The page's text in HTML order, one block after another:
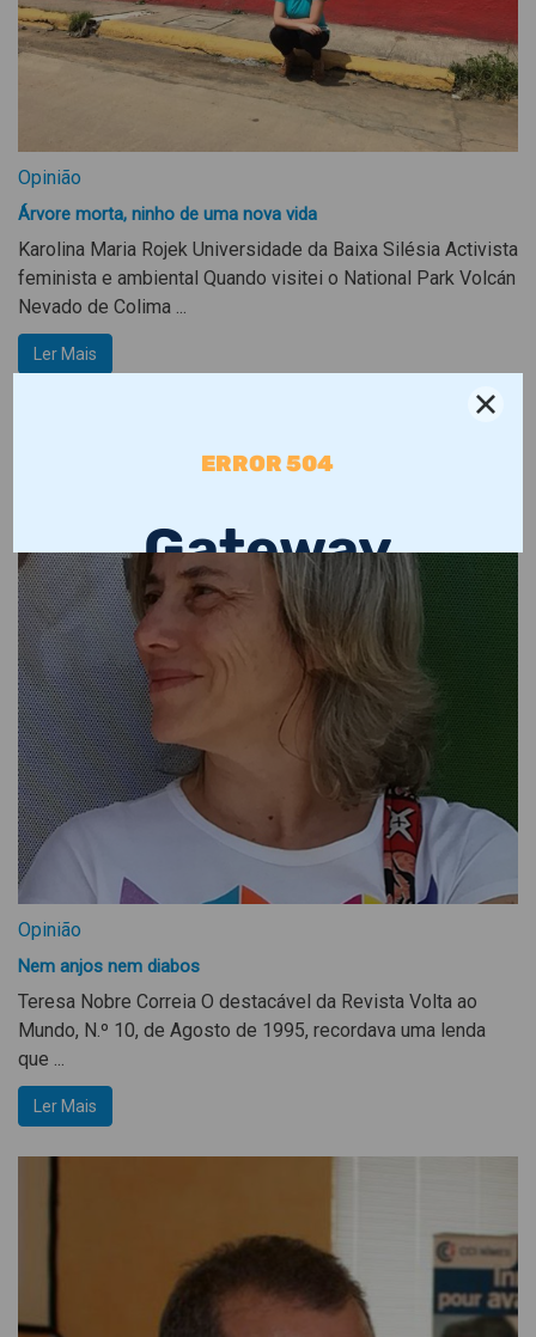
Opinião
Árvore morta, ninho de uma nova vida
Karolina Maria Rojek Universidade da Baixa Silésia Activista
feminista e ambiental Quando visitei o National Park Volcán
Nevado de Colima ...
Ler Mais
Opinião
Nem anjos nem diabos
Teresa Nobre Correia O destacável da Revista Volta ao
Mundo, N.º 10, de Agosto de 1995, recordava uma lenda
que ...
Ler Mais